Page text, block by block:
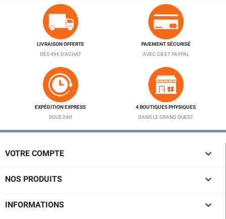
LIVRAISON OFFERTE
DÈS 49€ D'ACHAT
PAIEMENT SÉCURISÉ
AVEC CB ET PAYPAL
EXPÉDITION EXPRESS
SOUS 24H
4 BOUTIQUES PHYSIQUES
DANS LE GRAND OUEST
VOTRE COMPTE 
NOS PRODUITS 
INFORMATIONS 